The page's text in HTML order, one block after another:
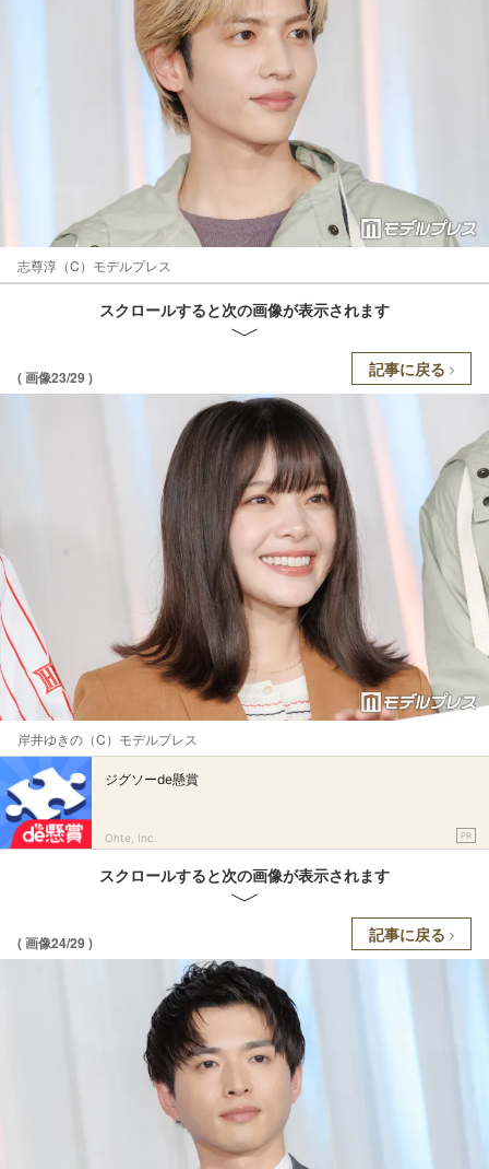
志尊淳（C）モデルプレス
スクロールすると次の画像が表示されます
( 画像23/29 ) 記事に戻る
岸井ゆきの（C）モデルプレス
ジグソーde懸賞
Ohte, Inc. PR
スクロールすると次の画像が表示されます
( 画像24/29 ) 記事に戻る